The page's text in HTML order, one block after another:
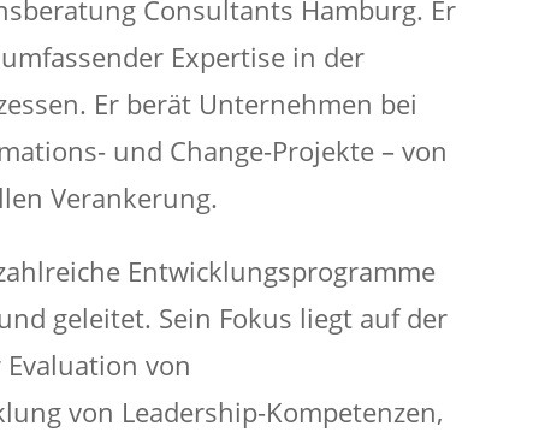
Consultants Hamburg. Er
Expertise in der
Er berät Unternehmen bei
und Change-Projekte – von
Verankerung.
Entwicklungsprogramme
geleitet. Sein Fokus liegt auf der
von
von Leadership-Kompetenzen,